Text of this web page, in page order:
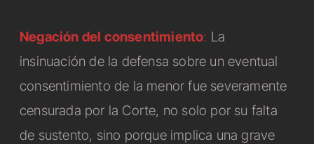
Negación del consentimiento: La
insinuación de la defensa sobre un eventual
consentimiento de la menor fue severamente
censurada por la Corte, no solo por su falta
de sustento, sino porque implica una grave